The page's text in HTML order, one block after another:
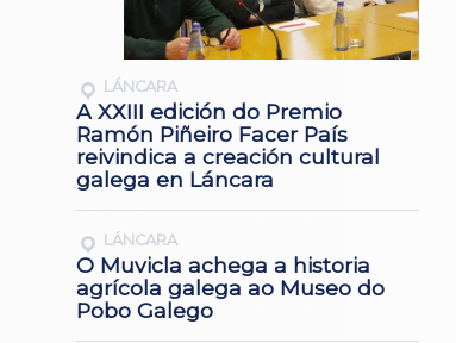
LÁNCARA
A XXIII edición do Premio
Ramón Piñeiro Facer País
reivindica a creación cultural
galega en Láncara
LÁNCARA
O Muvicla achega a historia
agrícola galega ao Museo do
Pobo Galego